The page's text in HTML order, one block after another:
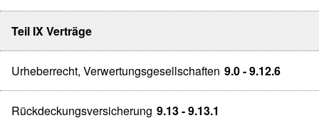
Teil IX Verträge
Urheberrecht, Verwertungsgesellschaften 9.0 - 9.12.6
Rückdeckungsversicherung 9.13 - 9.13.1